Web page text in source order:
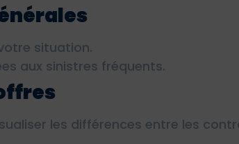
situation.
aux sinistres fréquents.
les différences entre les